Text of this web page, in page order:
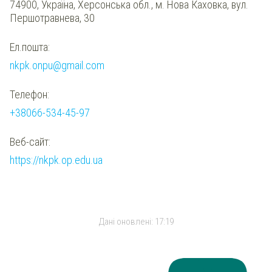
74900, Україна, Херсонська обл., м. Нова Каховка, вул.
Першотравнева, 30
Ел.пошта:
nkpk.onpu@gmail.com
Телефон:
+38066-534-45-97
Веб-сайт:
https://nkpk.op.edu.ua
Дані оновлені: 17:19